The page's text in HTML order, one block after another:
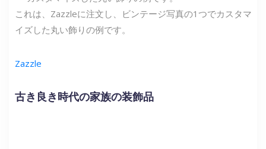
これは、Zazzleに注文し、ビンテージ写真の1つでカスタマ
イズした丸い飾りの例です。
Zazzle
古き良き時代の家族の装飾品